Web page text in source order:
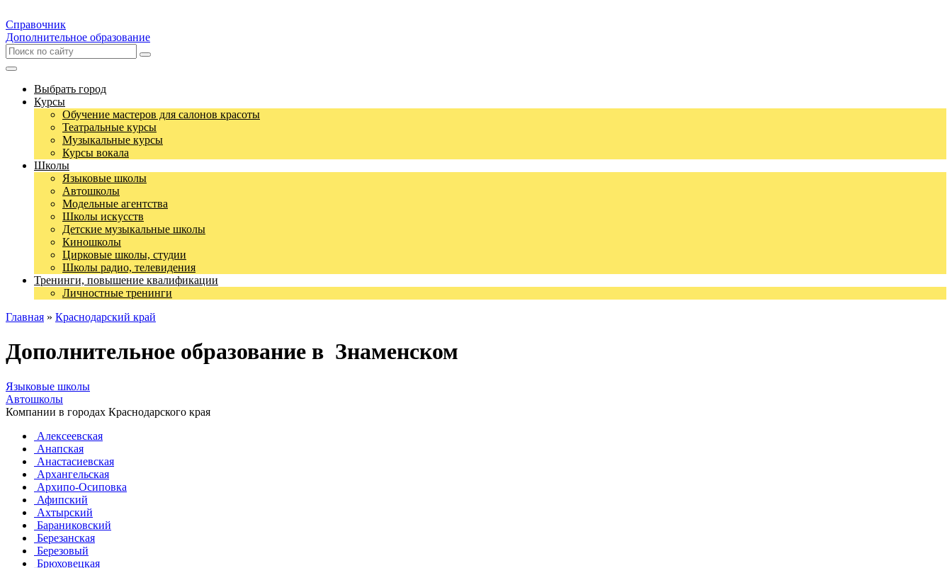
Справочник
Дополнительное образование
Выбрать город
Курсы
Обучение мастеров для салонов красоты
Театральные курсы
Музыкальные курсы
Курсы вокала
Школы
Языковые школы
Автошколы
Модельные агентства
Школы искусств
Детские музыкальные школы
Киношколы
Цирковые школы, студии
Школы радио, телевидения
Тренинги, повышение квалификации
Личностные тренинги
Главная » Краснодарский край
Дополнительное образование в Знаменском
Языковые школы
Автошколы
Компании в городах Краснодарского края
Алексеевская
Анапская
Анастасиевская
Архангельская
Архипо-Осиповка
Афипский
Ахтырский
Бараниковский
Березанская
Березовый
Брюховецкая